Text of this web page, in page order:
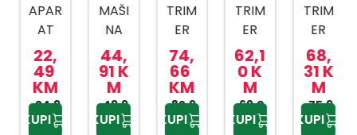
APAR
AT
ZA
ŠIŠA
NJE
ST-
5637
22,
49
KM
24,9
9 KM
KUPI
MAŠI
NA
ZA
ŠIŠA
NJE
MC
3340
44,
91 K
M
49,9
0 KM
KUPI
TRIM
ER
SET
MGK
6841
74,
66
KM
82,9
5 KM
KUPI
TRIM
ER
3U1
TN60
10F5
62,1
0 K
M
69,0
0 KM
KUPI
TRIM
ER
ZA
BRA
DU
TN60
00F5
68,
31 K
M
75,9
0 KM
KUPI